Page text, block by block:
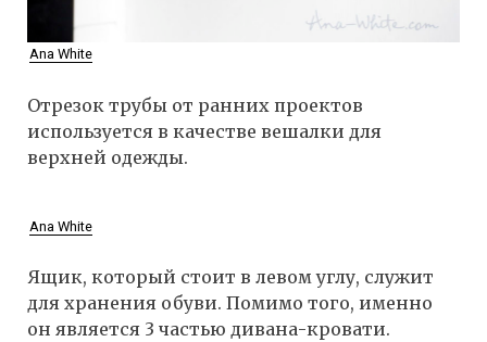
Ana White
Отрезок трубы от ранних проектов
используется в качестве вешалки для
верхней одежды.
Ana White
Ящик, который стоит в левом углу, служит
для хранения обуви. Помимо того, именно
он является 3 частью дивана-кровати.